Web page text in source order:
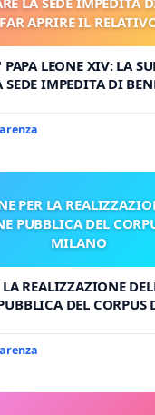
APRIRE IL
PAPA LEONE XIV: LA
SEDE IMPEDITA DI
IL RELATIVO
PER LA
PUBBLICA DEL
MILANO
REALIZZAZIONE
DEL